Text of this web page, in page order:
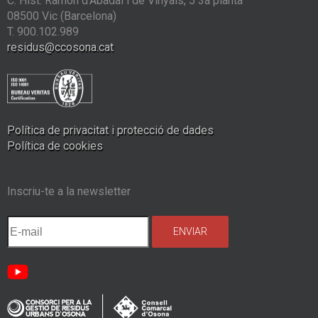
08500 Vic (Barcelona)
T. 900.102.989
residus@ccosona.cat
Política de privacitat i protecció de dades
Política de cookies
Inscriu-te a la newsletter